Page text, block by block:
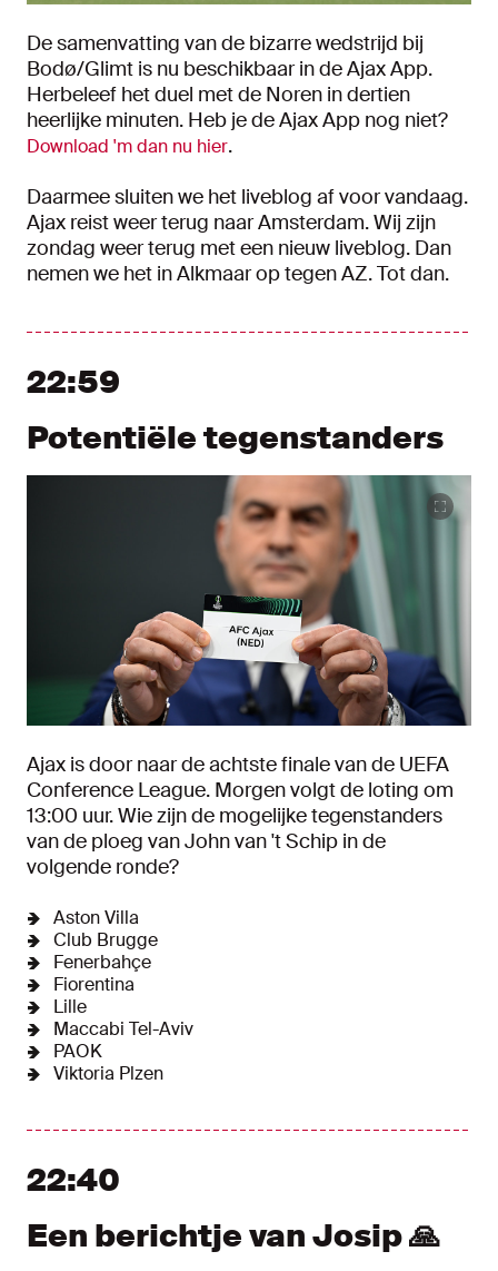
De samenvatting van de bizarre wedstrijd bij
Bodø/Glimt is nu beschikbaar in de Ajax App.
Herbeleef het duel met de Noren in dertien
heerlijke minuten. Heb je de Ajax App nog niet?
Download 'm dan nu hier.
Daarmee sluiten we het liveblog af voor vandaag.
Ajax reist weer terug naar Amsterdam. Wij zijn
zondag weer terug met een nieuw liveblog. Dan
nemen we het in Alkmaar op tegen AZ. Tot dan.
22:59
Potentiële tegenstanders
Ajax is door naar de achtste finale van de UEFA
Conference League. Morgen volgt de loting om
13:00 uur. Wie zijn de mogelijke tegenstanders
van de ploeg van John van 't Schip in de
volgende ronde?
Aston Villa
Club Brugge
Fenerbahçe
Fiorentina
Lille
Maccabi Tel-Aviv
PAOK
Viktoria Plzen
22:40
Een berichtje van Josip 🙏